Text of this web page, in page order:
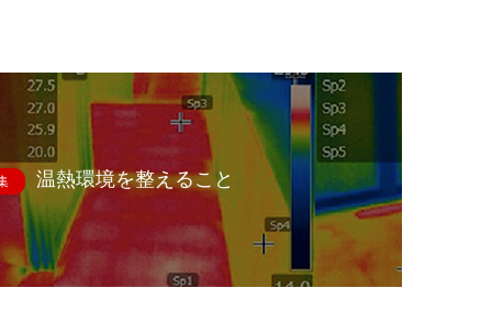
温熱環境を整えること